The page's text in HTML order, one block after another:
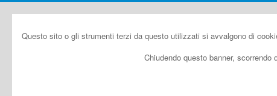
Questo sito o gli strumenti terzi da questo utilizzati si avvalgono di
Chiudendo questo banner,